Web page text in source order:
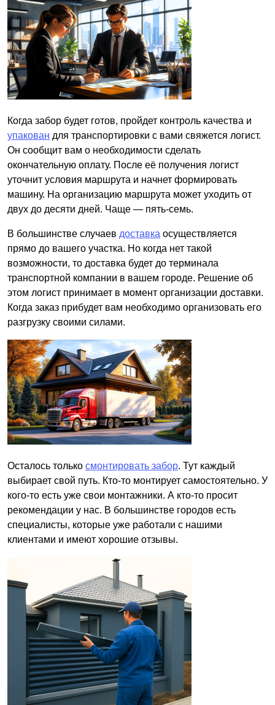
Когда забор будет готов, пройдет контроль качества и
упакован для транспортировки с вами свяжется логист.
Он сообщит вам о необходимости сделать
окончательную оплату. После её получения логист
уточнит условия маршрута и начнет формировать
машину. На организацию маршрута может уходить от
двух до десяти дней. Чаще — пять-семь.
В большинстве случаев доставка осуществляется
прямо до вашего участка. Но когда нет такой
возможности, то доставка будет до терминала
транспортной компании в вашем городе. Решение об
этом логист принимает в момент организации доставки.
Когда заказ прибудет вам необходимо организовать его
разгрузку своими силами.
Осталось только смонтировать забор. Тут каждый
выбирает свой путь. Кто-то монтирует самостоятельно. У
кого-то есть уже свои монтажники. А кто-то просит
рекомендации у нас. В большинстве городов есть
специалисты, которые уже работали с нашими
клиентами и имеют хорошие отзывы.